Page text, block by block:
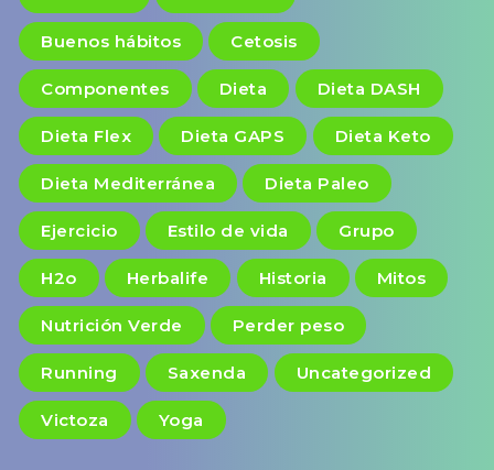
Buenos hábitos Cetosis
Componentes Dieta Dieta DASH
Dieta Flex Dieta GAPS Dieta Keto
Dieta Mediterránea Dieta Paleo
Ejercicio Estilo de vida Grupo
H2o Herbalife Historia Mitos
Nutrición Verde Perder peso
Running Saxenda Uncategorized
Victoza Yoga